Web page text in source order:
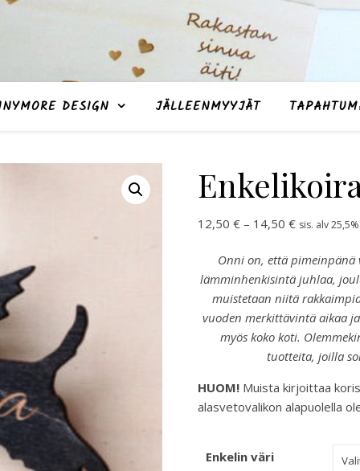
DESIGN JÄLLEENMYYJÄT
12,50 € – 14,50 € sis. alv
Onni on, että pimeinpänä
lämminhenkisintä juhlaa,
muistetaan niitä
vuoden merkittävintä aikaa
myös koko koti.
tuotteita, joilla
HUOM!Muista kirjoittaa
alasvetovalikon alapuolella
Enkelin väri